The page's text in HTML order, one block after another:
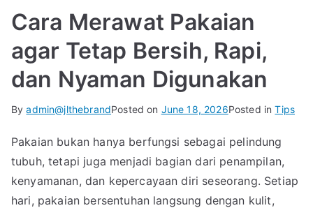
Cara Merawat Pakaian
agar Tetap Bersih, Rapi,
dan Nyaman Digunakan
Byadmin@jlthebrandPosted on June 18, 2026Posted inTips
Pakaian bukan hanya berfungsi sebagai pelindung
tubuh, tetapi juga menjadi bagian dari penampilan,
kenyamanan, dan kepercayaan diri seseorang. Setiap
hari, pakaian bersentuhan langsung dengan kulit,